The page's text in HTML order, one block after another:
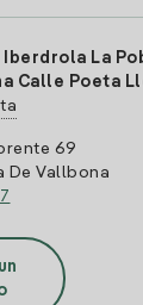
La
Calle Poeta
69
De Vallbona